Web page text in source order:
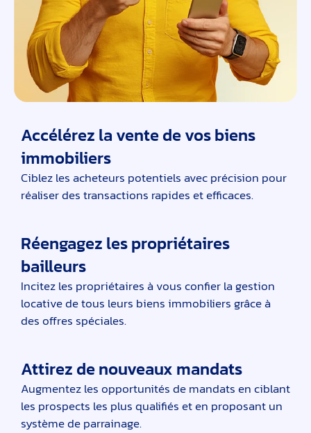
Accélérez la vente de vos biens
immobiliers
Ciblez les acheteurs potentiels avec précision pour
réaliser des transactions rapides et efficaces.
Réengagez les propriétaires
bailleurs
Incitez les propriétaires à vous confier la gestion
locative de tous leurs biens immobiliers grâce à
des offres spéciales.
Attirez de nouveaux mandats
Augmentez les opportunités de mandats en ciblant
les prospects les plus qualifiés et en proposant un
système de parrainage.